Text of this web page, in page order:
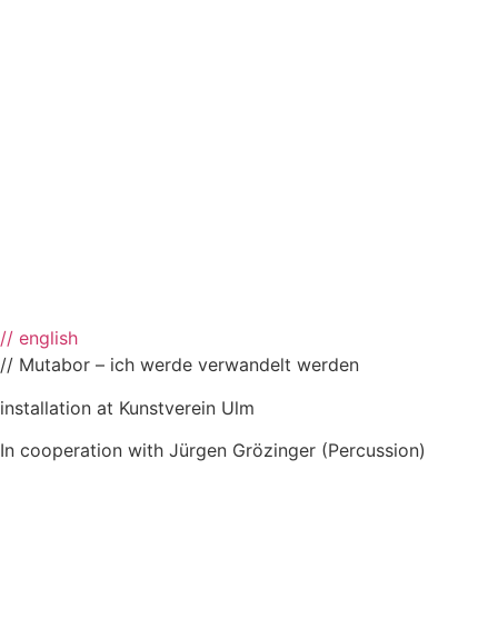
// english
// Mutabor – ich werde verwandelt werden
installation at Kunstverein Ulm
In cooperation with Jürgen Grözinger (Percussion)